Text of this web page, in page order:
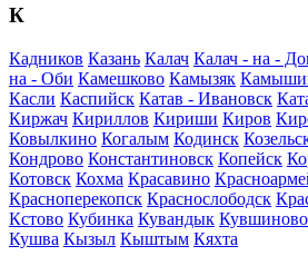
К
Кадников Казань Калач Калач - на -
на - Оби Камешково Камызяк
Касли Каспийск Катав - Ивановск
Киржач Кириллов Кириши Киров
Ковылкино Когалым Кодинск
Кондрово Константиновск Копейск
Котовск Кохма Красавино
Красноперекопск Краснослободск
Кстово Кубинка Кувандык Кувшиново
Кушва Кызыл Кыштым Кяхта